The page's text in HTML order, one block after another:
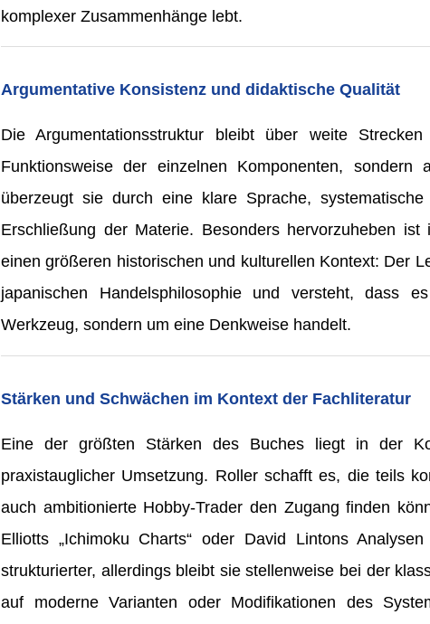
komplexer Zusammenhänge lebt.
Argumentative Konsistenz und didaktische Qualität
Die Argumentationsstruktur bleibt über weite
Funktionsweise der einzelnen Komponenten, sondern
überzeugt sie durch eine klare Sprache,
Erschließung der Materie. Besonders hervorzuheben
einen größeren historischen und kulturellen Kontext: Der
japanischen Handelsphilosophie und versteht, dass
Werkzeug, sondern um eine Denkweise handelt.
Stärken und Schwächen im Kontext der Fachliteratur
Eine der größten Stärken des Buches liegt in der
praxistauglicher Umsetzung. Roller schafft es, die teils
auch ambitionierte Hobby-Trader den Zugang finden
Elliotts „Ichimoku Charts“ oder David Lintons
strukturierter, allerdings bleibt sie stellenweise bei der
auf moderne Varianten oder Modifikationen des